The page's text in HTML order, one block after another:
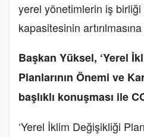
yerel yönetimlerin iş
kapasitesinin
Başkan Yüksel, ‘Yerel
Planlarının Önemi ve
başlıklı konuşması ile
‘Yerel İklim Değişikliği